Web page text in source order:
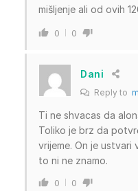
mišljenje ali od ovih
0 0
Dani
Reply to
Ti ne shvacas da
Toliko je brz da
vrijeme. On je ustvari
to ni ne znamo.
0 0